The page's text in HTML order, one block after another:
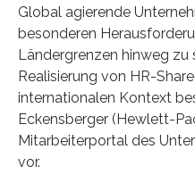
Global agierende
besonderen
Ländergrenzen hinweg zu
Realisierung von HR-
internationalen Kontext
Eckensberger (Hewlett-
Mitarbeiterportal des
vor.